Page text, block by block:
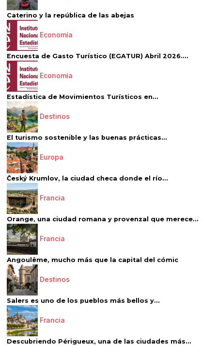
Caterino y la república de las abejas
Economía
Encuesta de Gasto Turístico (EGATUR) Abril 2026....
Economía
Estadística de Movimientos Turísticos en...
Destinos
El turismo sostenible y las buenas prácticas...
Europa
Český Krumlov, la ciudad checa donde el río...
Francia
Orange, una ciudad romana y provenzal que merece...
Francia
Angoulême, mucho más que la capital del cómic
Destinos
Salers es uno de los pueblos más bellos y...
Francia
Descubriendo Périgueux, una de las ciudades más...